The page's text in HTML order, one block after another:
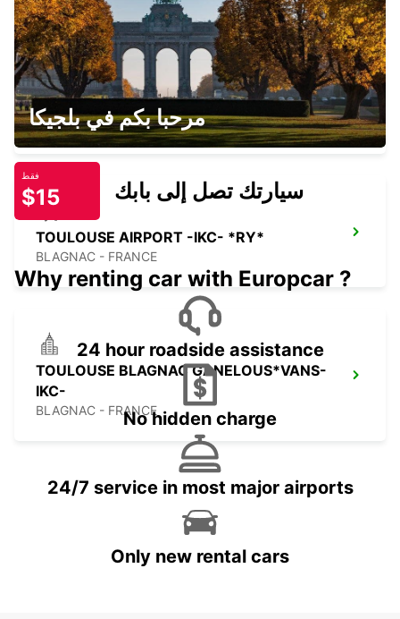
TOULOUSE SNCF -IKC-
TOULOUSE - FRANCE
TOULOUSE AIRPORT -IKC- *RY*
BLAGNAC - FRANCE
TOULOUSE BLAGNAC GANELOUS*VANS-
IKC-
BLAGNAC - FRANCE
مرحبا بكم في بلجيكا
فقط
$15 سيارتك تصل إلى بابك
Why renting car with Europcar ?
24 hour roadside assistance
No hidden charge
24/7 service in most major airports
Only new rental cars